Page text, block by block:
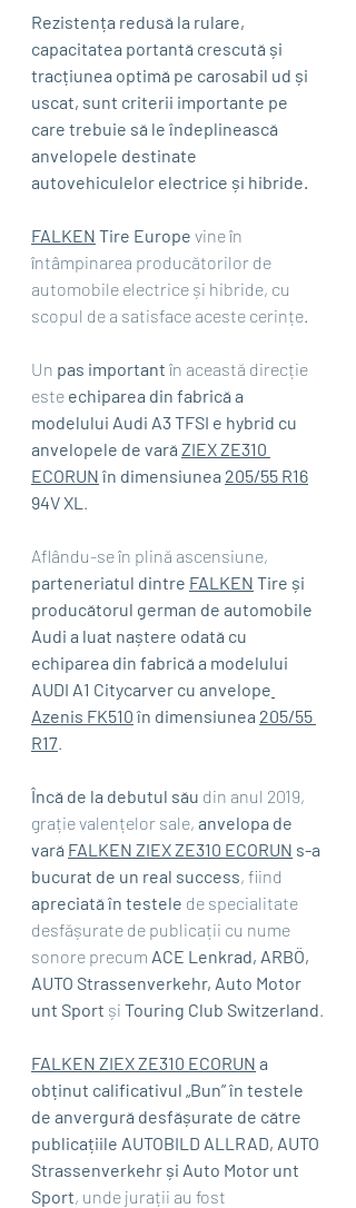
Rezistența redusă la rulare,
capacitatea portantă crescută și
tracțiunea optimă pe carosabil ud și
uscat, sunt criterii importante pe
care trebuie să le îndeplinească
anvelopele destinate
autovehiculelor electrice și hibride.
FALKEN Tire Europe vine în
întâmpinarea producătorilor de
automobile electrice și hibride, cu
scopul de a satisface aceste cerințe.
Un pas important în această direcție
este echiparea din fabrică a
modelului Audi A3 TFSI e hybrid cu
anvelopele de vară ZIEX ZE310
ECORUN în dimensiunea 205/55 R16
94V XL
Aflându-se în plină ascensiune,
parteneriatul dintre FALKEN Tire și
producătorul german de automobile
Audi a luat naștere odată cu
echiparea din fabrică a modelului
AUDI A1 Citycarver cu anvelope
Azenis FK510 în dimensiunea 205/55
R17
Încă de la debutul său din anul 2019,
grație valențelor sale, anvelopa de
vară FALKEN ZIEX ZE310 ECORUN s-a
bucurat de un real success, fiind
apreciată în testele de specialitate
desfășurate de publicații cu nume
sonore precum ACE Lenkrad, ARBÖ,
AUTO Strassenverkehr, Auto Motor
unt Sport și Touring Club Switzerland
FALKEN ZIEX ZE310 ECORUN a
obținut calificativul „Bun” în testele
de anvergură desfășurate de către
publicațiile AUTOBILD ALLRAD, AUTO
Strassenverkehr și Auto Motor unt
Sport, unde jurații au fost